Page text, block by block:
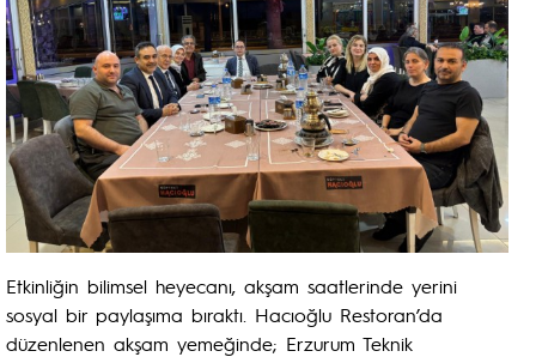
Etkinliğin bilimsel heyecanı, akşam saatlerinde yerini
sosyal bir paylaşıma bıraktı. Hacıoğlu Restoran’da
düzenlenen akşam yemeğinde; Erzurum Teknik